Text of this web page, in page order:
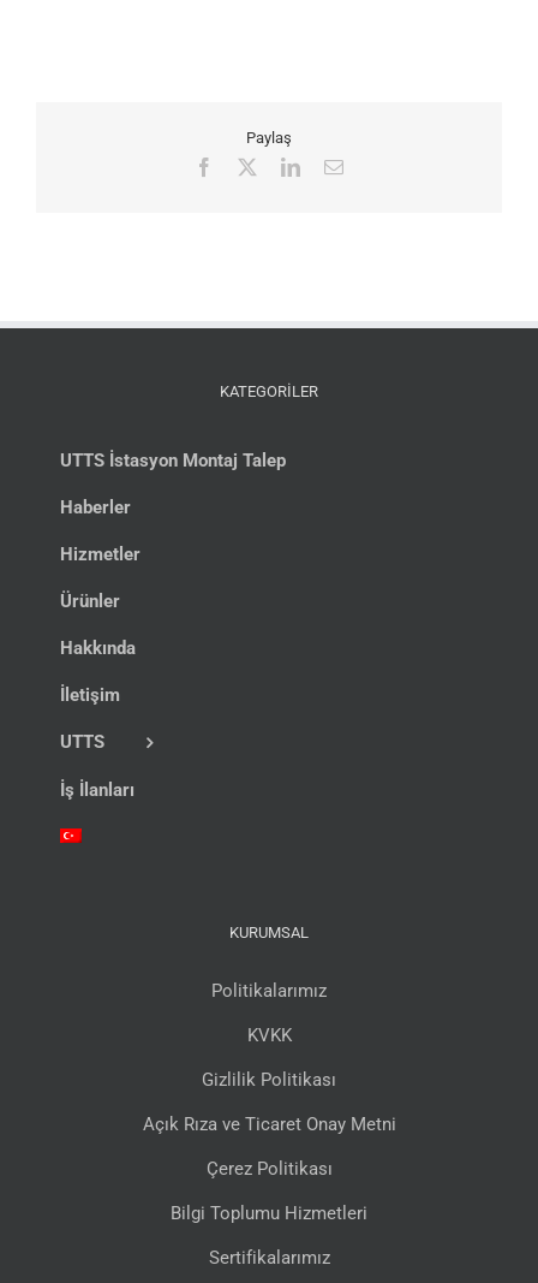
Paylaş
Facebook LinkedIn
E-
KATEGORİLER
UTTS İstasyon Montaj Talep
Haberler
Hizmetler
Ürünler
Hakkında
İletişim
UTTS
İş İlanları
KURUMSAL
Politikalarımız
KVKK
Gizlilik Politikası
Açık Rıza ve Ticaret Onay Metni
Çerez Politikası
Bilgi Toplumu Hizmetleri
Sertifikalarımız